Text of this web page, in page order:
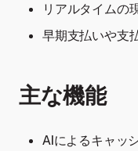
リアルタイムの
早期支払いや支
主な機能
AIによるキャッ